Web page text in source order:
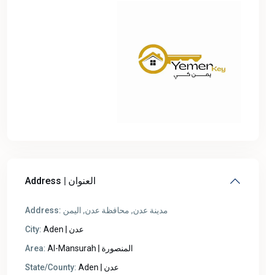
Address | العنوان
Address: مدينة عدن, محافظة عدن, اليمن
City:
Aden | عدن
Area:
Al-Mansurah | المنصورة
State/County:
Aden | عدن